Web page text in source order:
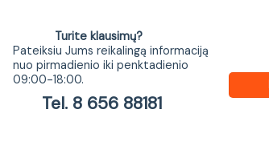
Turite klausimų?
Pateiksiu Jums reikalingą informaciją
nuo pirmadienio iki penktadienio
09:00-18:00.
Tel. 8 656 88181